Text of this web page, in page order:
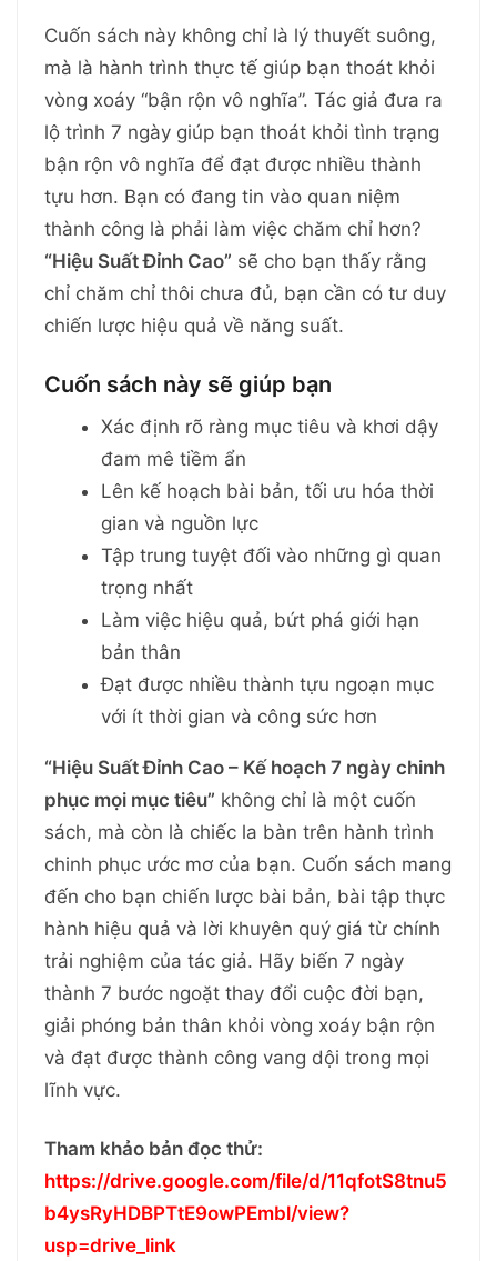
Cuốn sách này không chỉ là lý thuyết suông,
mà là hành trình thực tế giúp bạn thoát khỏi
vòng xoáy “bận rộn vô nghĩa”. Tác giả đưa ra
lộ trình 7 ngày giúp bạn thoát khỏi tình trạng
bận rộn vô nghĩa để đạt được nhiều thành
tựu hơn. Bạn có đang tin vào quan niệm
thành công là phải làm việc chăm chỉ hơn?
“Hiệu Suất Đỉnh Cao” sẽ cho bạn thấy rằng
chỉ chăm chỉ thôi chưa đủ, bạn cần có tư duy
chiến lược hiệu quả về năng suất.
Cuốn sách này sẽ giúp bạn
Xác định rõ ràng mục tiêu và khơi dậy
đam mê tiềm ẩn
Lên kế hoạch bài bản, tối ưu hóa thời
gian và nguồn lực
Tập trung tuyệt đối vào những gì quan
trọng nhất
Làm việc hiệu quả, bứt phá giới hạn
bản thân
Đạt được nhiều thành tựu ngoạn mục
với ít thời gian và công sức hơn
“Hiệu Suất Đỉnh Cao – Kế hoạch 7 ngày chinh
phục mọi mục tiêu” không chỉ là một cuốn
sách, mà còn là chiếc la bàn trên hành trình
chinh phục ước mơ của bạn. Cuốn sách mang
đến cho bạn chiến lược bài bản, bài tập thực
hành hiệu quả và lời khuyên quý giá từ chính
trải nghiệm của tác giả. Hãy biến 7 ngày
thành 7 bước ngoặt thay đổi cuộc đời bạn,
giải phóng bản thân khỏi vòng xoáy bận rộn
và đạt được thành công vang dội trong mọi
lĩnh vực.
Tham khảo bản đọc thử:
https://drive.google.com/file/d/11qfotS8tnu5
b4ysRyHDBPTtE9owPEmbl/view?
usp=drive_link